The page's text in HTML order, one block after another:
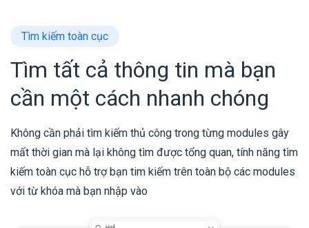
Tìm kiếm toàn cục
Tìm tất cả thông tin mà bạn
cần một cách nhanh chóng
Không cần phải tìm kiếm thủ công trong từng modules gây
mất thời gian mà lại không tìm được tổng quan, tính năng tìm
kiếm toàn cục hỗ trợ bạn tim kiếm trên toàn bộ các modules
với từ khóa mà bạn nhập vào